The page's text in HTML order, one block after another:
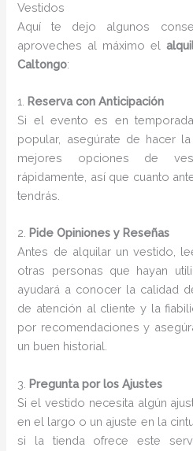
Vestidos
Aquí te dejo algunos
aproveches al máximo el
Caltongo:
1. Reserva con Anticipación
Si el evento es en
popular, asegúrate de hacer
mejores opciones de
rápidamente, así que cuanto
tendrás.
2. Pide Opiniones y Reseñas
Antes de alquilar un vestido,
otras personas que hayan
ayudará a conocer la calidad
de atención al cliente y la
por recomendaciones y
un buen historial.
3. Pregunta por los Ajustes
Si el vestido necesita algún
en el largo o un ajuste en la
si la tienda ofrece este